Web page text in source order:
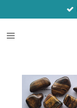
direct
naar